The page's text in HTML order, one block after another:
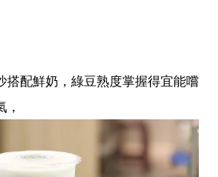
搭配鮮奶，綠豆熟度掌握得宜能嚐